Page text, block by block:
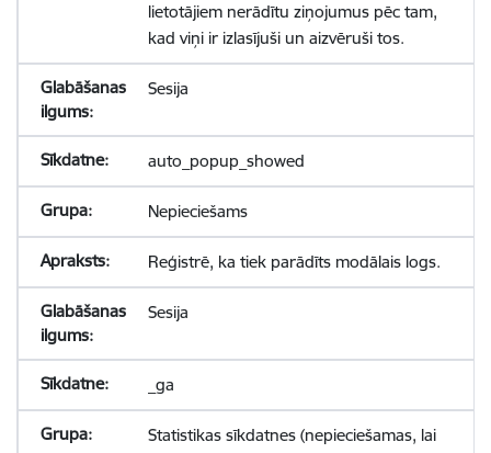
lietotājiem nerādītu ziņojumus pēc tam,
kad viņi ir izlasījuši un aizvēruši tos.
Sesija
auto_popup_showed
Nepieciešams
Reģistrē, ka tiek parādīts modālais logs.
Sesija
_ga
Statistikas sīkdatnes (nepieciešamas, lai